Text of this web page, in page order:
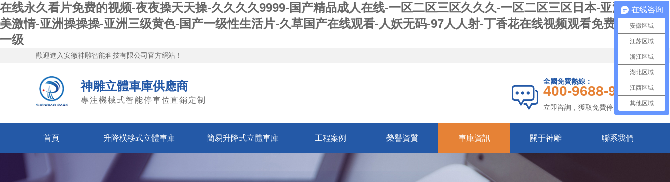
在线永久看片免费的视频-夜夜操天天操-久久久久9999-国产精品成人在线-一区二区三区久久久-一区二区三区日本-亚洲激情欧
美激情-亚洲操操操-亚洲三级黄色-国产一级性生活片-久草国产在线观看-人妖无码-97人人射-丁香花在线视频观看免费-日韩毛片
一级
歡迎進入安徽神雕智能科技有限公司官方網站！
神雕立體車庫供應商
專注機械式智能停車位直銷定制
全國免費熱線：
400-9688-987
立即咨詢，獲取免費停車方案
首頁 升降橫移式立體車庫 簡易升降式立體車庫 工程案例 榮譽資質 車庫資訊 關于神雕 聯系我們
在线咨询
安徽区域
江苏区域
浙江区域
湖北区域
江西区域
其他区域